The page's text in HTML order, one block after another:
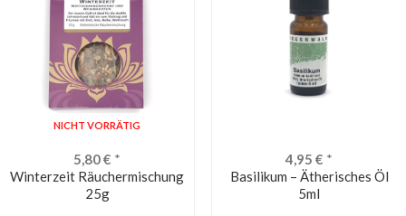
NICHT VORRÄTIG
5,80€ *
Winterzeit Räuchermischung
25g
4,95 € *
Basilikum – Ätherisches Öl
5ml